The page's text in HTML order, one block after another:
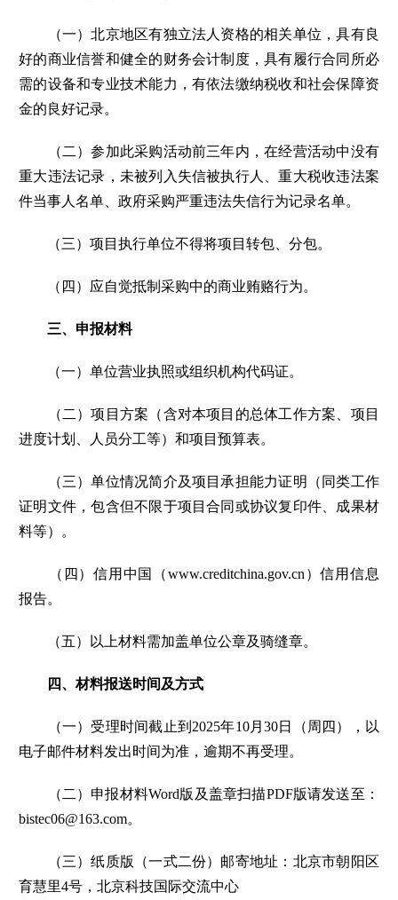
（一）北京地区有独立法人资格的相关单位，具有良
好的商业信誉和健全的财务会计制度，具有履行合同所必
需的设备和专业技术能力，有依法缴纳税收和社会保障资
金的良好记录。
（二）参加此采购活动前三年内，在经营活动中没有
重大违法记录，未被列入失信被执行人、重大税收违法案
件当事人名单、政府采购严重违法失信行为记录名单。
（三）项目执行单位不得将项目转包、分包。
（四）应自觉抵制采购中的商业贿赂行为。
三、申报材料
（一）单位营业执照或组织机构代码证。
（二）项目方案（含对本项目的总体工作方案、项目
进度计划、人员分工等）和项目预算表。
（三）单位情况简介及项目承担能力证明（同类工作
证明文件，包含但不限于项目合同或协议复印件、成果材
料等）。
（四）信用中国（www.creditchina.gov.cn）信用信息
报告。
（五）以上材料需加盖单位公章及骑缝章。
四、材料报送时间及方式
（一）受理时间截止到2025年10月30日（周四），以
电子邮件材料发出时间为准，逾期不再受理。
（二）申报材料Word版及盖章扫描PDF版请发送至：
bistec06@163.com。
（三）纸质版（一式二份）邮寄地址：北京市朝阳区
育慧里4号，北京科技国际交流中心